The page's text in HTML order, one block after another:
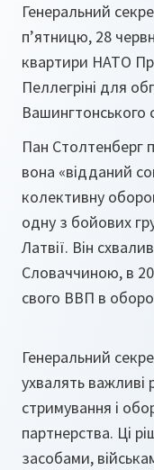
Генеральний
п’ятницю, 28
квартири НАТО
Пеллегріні для
Вашингтонського
Пан Столтенберг
вона «відданий
колективну
одну з бойових
Латвії. Він
Словаччиною, в
свого ВВП в
Генеральний
ухвалять
стримування і
партнерства. Ці
засобами,